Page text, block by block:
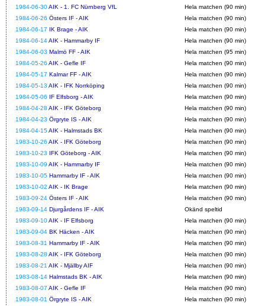
1984-06-30AIK - 1. FC Nürnberg VfL
Hela matchen (90 min)
1984-06-26 Östers IF - AIK
Hela matchen (90 min)
1984-06-17 IK Brage - AIK
Hela matchen (90 min)
1984-06-14AIK - Hammarby IF
Hela matchen (90 min)
1984-06-03 Malmö FF - AIK
Hela matchen (95 min)
1984-05-26 AIK - Gefle IF
Hela matchen (90 min)
1984-05-17 Kalmar FF - AIK
Hela matchen (90 min)
1984-05-13 AIK - IFK Norrköping
Hela matchen (90 min)
1984-05-06 IF Elfsborg - AIK
Hela matchen (90 min)
1984-04-28 AIK - IFK Göteborg
Hela matchen (90 min)
1984-04-23 Örgryte IS - AIK
Hela matchen (90 min)
1984-04-15AIK - Halmstads BK
Hela matchen (90 min)
1983-10-26 AIK - IFK Göteborg
Hela matchen (90 min)
1983-10-23 IFK Göteborg - AIK
Hela matchen (90 min)
1983-10-09 AIK - Hammarby IF
Hela matchen (90 min)
1983-10-05 Hammarby IF - AIK
Hela matchen (90 min)
1983-10-02 AIK - IK Brage
Hela matchen (90 min)
1983-09-24 Östers IF - AIK
Hela matchen (90 min)
1983-09-14 Djurgårdens IF - AIK
Okänd speltid
1983-09-10AIK - IF Elfsborg
Hela matchen (90 min)
1983-09-04 BK Häcken - AIK
Hela matchen (90 min)
1983-08-31 Hammarby IF - AIK
Hela matchen (90 min)
1983-08-28 AIK - IFK Göteborg
Hela matchen (90 min)
1983-08-21 AIK - Mjällby AIF
Hela matchen (90 min)
1983-08-14 Halmstads BK - AIK
Hela matchen (90 min)
1983-08-07 AIK - Gefle IF
Hela matchen (90 min)
1983-08-01 Örgryte IS - AIK
Hela matchen (90 min)